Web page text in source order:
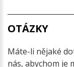
OTÁZKY
Máte-li nějaké
nás, abychom je